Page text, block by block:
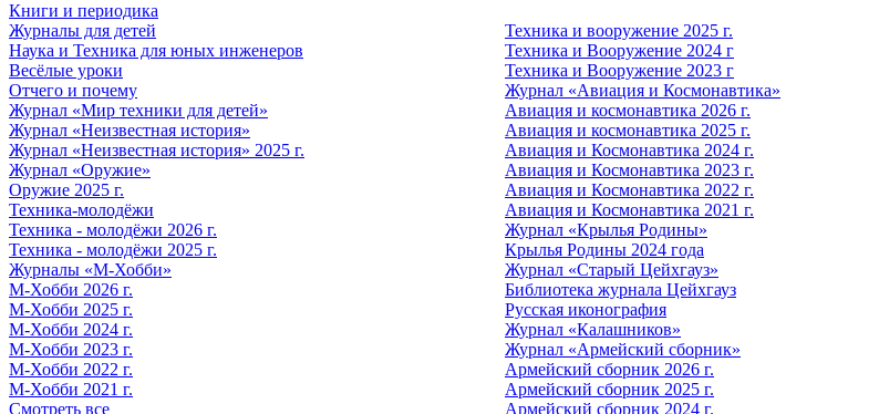
Книги и периодика
Журналы для детей
Наука и Техника для юных инженеров
Весёлые уроки
Отчего и почему
Журнал «Мир техники для детей»
Журнал «Неизвестная история»
Журнал «Неизвестная история» 2025 г.
Журнал «Оружие»
Оружие 2025 г.
Техника-молодёжи
Техника - молодёжи 2026 г.
Техника - молодёжи 2025 г.
Журналы «М-Хобби»
М-Хобби 2026 г.
М-Хобби 2025 г.
М-Хобби 2024 г.
М-Хобби 2023 г.
М-Хобби 2022 г.
М-Хобби 2021 г.
Смотреть все
Техника и вооружение 2025 г.
Техника и Вооружение 2024 г
Техника и Вооружение 2023 г
Журнал «Авиация и Космонавтика»
Авиация и космонавтика 2026 г.
Авиация и космонавтика 2025 г.
Авиация и Космонавтика 2024 г.
Авиация и Космонавтика 2023 г.
Авиация и Космонавтика 2022 г.
Авиация и Космонавтика 2021 г.
Журнал «Крылья Родины»
Крылья Родины 2024 года
Журнал «Старый Цейхгауз»
Библиотека журнала Цейхгауз
Русская иконография
Журнал «Калашников»
Журнал «Армейский сборник»
Армейский сборник 2026 г.
Армейский сборник 2025 г.
Армейский сборник 2024 г.